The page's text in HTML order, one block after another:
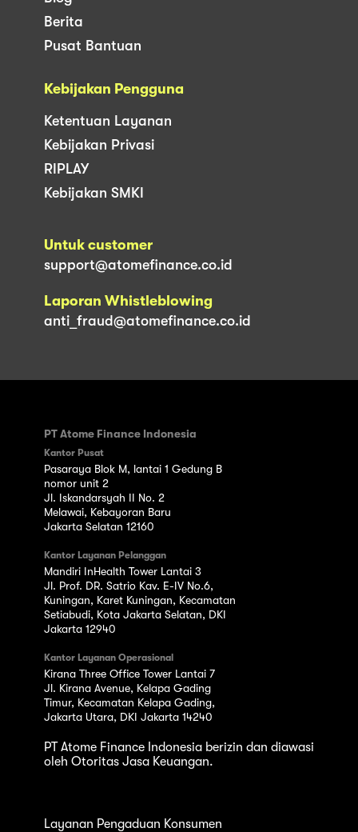
Berita
Pusat Bantuan
Kebijakan Pengguna
Ketentuan Layanan
Kebijakan Privasi
RIPLAY
Kebijakan SMKI
Untuk customer
support@atomefinance.co.id
Laporan Whistleblowing
anti_fraud@atomefinance.co.id
PT Atome Finance Indonesia
Kantor Pusat
Pasaraya Blok M, lantai 1 Gedung B
nomor unit 2
Jl. Iskandarsyah II No. 2
Melawai, Kebayoran Baru
Jakarta Selatan 12160
Kantor Layanan Pelanggan
Mandiri InHealth Tower Lantai 3
Jl. Prof. DR. Satrio Kav. E-IV No.6,
Kuningan, Karet Kuningan, Kecamatan
Setiabudi, Kota Jakarta Selatan, DKI
Jakarta 12940
Kantor Layanan Operasional
Kirana Three Office Tower Lantai 7
Jl. Kirana Avenue, Kelapa Gading
Timur, Kecamatan Kelapa Gading,
Jakarta Utara, DKI Jakarta 14240
PT Atome Finance Indonesia berizin dan diawasi
oleh Otoritas Jasa Keuangan.
Layanan Pengaduan Konsumen